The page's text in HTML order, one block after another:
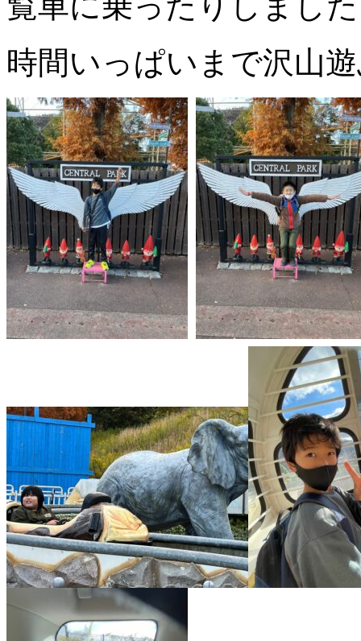
時間いっぱいまで沢山